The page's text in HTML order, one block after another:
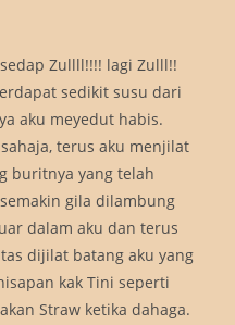
Zullll!!!! lagi Zulll!!
sedikit susu dari
aku meyedut habis.
terus aku menjilat
buritnya yang telah
gila dilambung
dalam aku dan terus
dijilat batang aku yang
kak Tini seperti
Straw ketika dahaga.